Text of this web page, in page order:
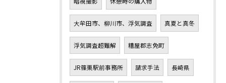
大牟田市、柳川市、浮気調査 真夏と真冬
浮気調査超難解 糟屋郡志免町
JR篠栗駅前事務所 請求手法 長崎県